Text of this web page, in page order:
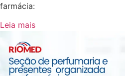
farmácia:
Leia mais